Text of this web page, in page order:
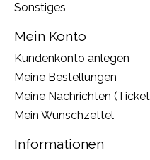
Sonstiges
Mein Konto
Kundenkonto anlegen
Meine Bestellungen
Meine Nachrichten
Mein Wunschzettel
Informationen